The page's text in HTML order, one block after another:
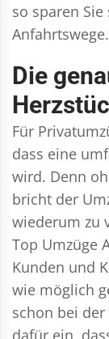
so sparen
Anfahrtswege.
Die
Für
dass eine
wird. Denn
bricht der
wiederum zu
Top Umzüge
Kunden und
wie möglich
schon bei
dafür ein,